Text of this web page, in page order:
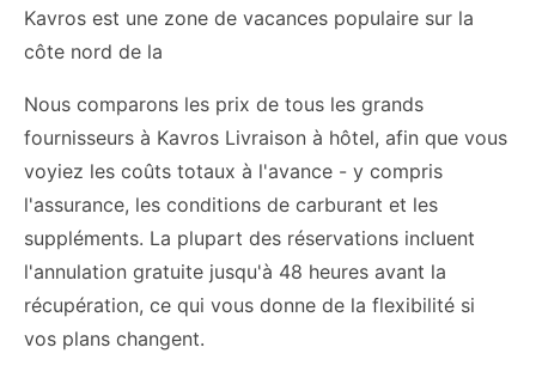
Kavros est une zone de vacances populaire sur la
côte nord de la
Nous comparons les prix de tous les grands
fournisseurs à Kavros Livraison à hôtel, afin que vous
voyiez les coûts totaux à l'avance - y compris
l'assurance, les conditions de carburant et les
suppléments. La plupart des réservations incluent
l'annulation gratuite jusqu'à 48 heures avant la
récupération, ce qui vous donne de la flexibilité si
vos plans changent.